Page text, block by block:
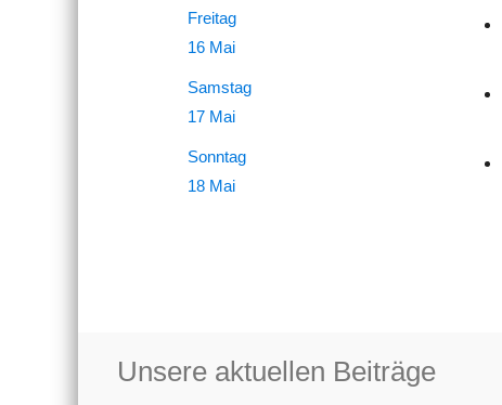
Freitag
16 Mai
Samstag
17 Mai
Sonntag
18 Mai
Unsere aktuellen Beiträge